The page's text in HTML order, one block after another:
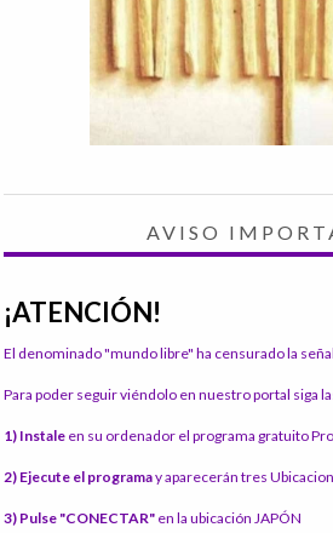
AVISO
¡ATENCIÓN!
El denominado "mundo libre" ha censurado la
Para poder seguir viéndolo en nuestro portal siga
1) Instale en su ordenador el programa gratuito
2) Ejecute el programay aparecerán tres
3) Pulse "CONECTAR" en la ubicación JAPÓN